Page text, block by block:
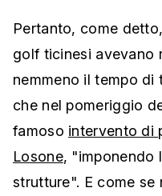
Pertanto, come
golf ticinesi avevano
nemmeno il tempo di
che nel pomeriggio
famoso intervento di
Losone, "imponendo
strutture". E come se